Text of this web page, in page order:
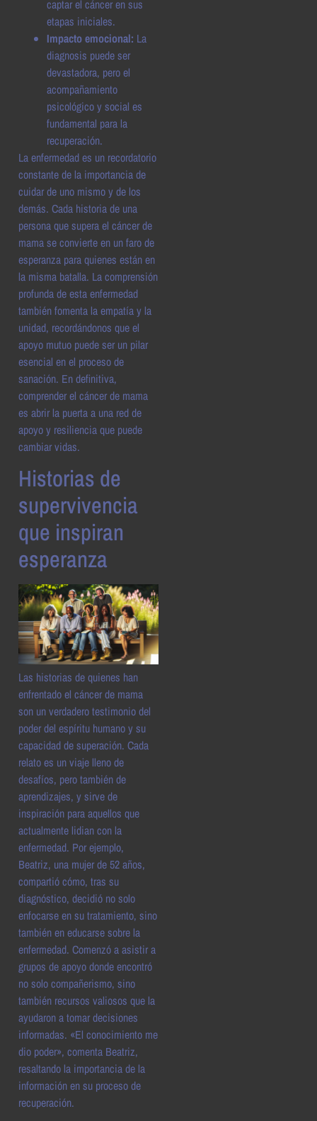
captar el cáncer en sus
etapas iniciales.
Impacto emocional: La
diagnosis puede ser
devastadora, pero el
acompañamiento
psicológico y social es
fundamental para la
recuperación.
La enfermedad es un recordatorio
constante de la importancia de
cuidar de uno mismo y de los
demás. Cada historia de una
persona que supera el cáncer de
mama se convierte en un faro de
esperanza para quienes están en
la misma batalla. La comprensión
profunda de esta enfermedad
también fomenta la empatía y la
unidad, recordándonos que el
apoyo mutuo puede ser un pilar
esencial en el proceso de
sanación. En definitiva,
comprender el cáncer de mama
es abrir la puerta a una red de
apoyo y resiliencia que puede
cambiar vidas.
Historias de
supervivencia
que inspiran
esperanza
Las historias de quienes han
enfrentado el cáncer de mama
son un verdadero testimonio del
poder del espíritu humano y su
capacidad de superación. Cada
relato es un viaje lleno de
desafíos, pero también de
aprendizajes, y sirve de
inspiración para aquellos que
actualmente lidian con la
enfermedad. Por ejemplo,
Beatriz, una mujer de 52 años,
compartió cómo, tras su
diagnóstico, decidió no solo
enfocarse en su tratamiento, sino
también en educarse sobre la
enfermedad. Comenzó a asistir a
grupos de apoyo donde encontró
no solo compañerismo, sino
también recursos valiosos que la
ayudaron a tomar decisiones
informadas. «El conocimiento me
dio poder», comenta Beatriz,
resaltando la importancia de la
información en su proceso de
recuperación.